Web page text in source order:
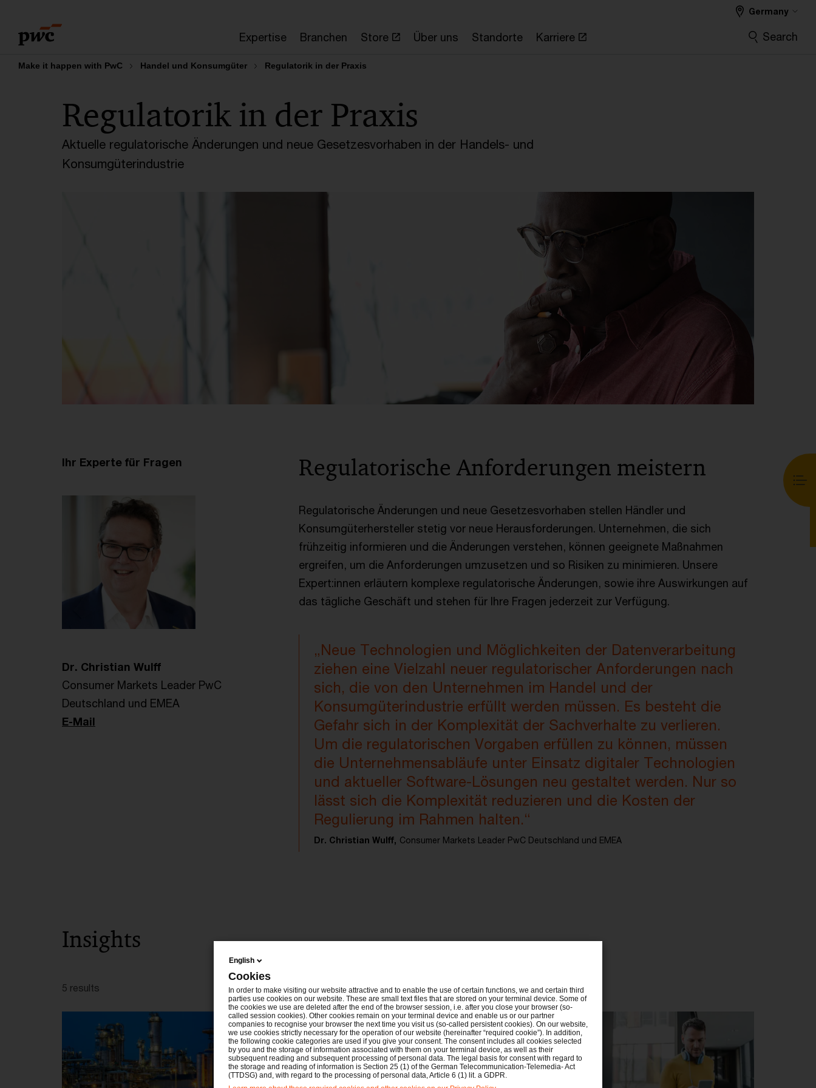
content
footer
Expertise Branchen Store Über uns Standorte Karriere
Germany
Search
Make it happen with PwC Handel und Konsumgüter Regulatorik in der Praxis
Aktuelle regulatorische Änderungen und neue Gesetzesvorhaben in der Handels- und
Konsumgüterindustrie
Regulatorik in der Praxis
Ihr Experte für Fragen
Dr. Christian Wulff
Consumer Markets Leader PwC
Deutschland und EMEA
E-Mail
Regulatorische Anforderungen meistern
Regulatorische Änderungen und neue Gesetzesvorhaben stellen Händler und
Konsumgüterhersteller stetig vor neue Herausforderungen. Unternehmen, die sich
frühzeitig informieren und die Änderungen verstehen, können geeignete Maßnahmen
ergreifen, um die Anforderungen umzusetzen und so Risiken zu minimieren. Unsere
Expert:innen erläutern komplexe regulatorische Änderungen, sowie ihre Auswirkungen auf
das tägliche Geschäft und stehen für Ihre Fragen jederzeit zur Verfügung.
„Neue Technologien und Möglichkeiten der Datenverarbeitung
ziehen eine Vielzahl neuer regulatorischer Anforderungen nach
sich, die von den Unternehmen im Handel und der
Konsumgüterindustrie erfüllt werden müssen. Es besteht die
Gefahr sich in der Komplexität der Sachverhalte zu verlieren.
Um die regulatorischen Vorgaben erfüllen zu können, müssen
die Unternehmensabläufe unter Einsatz digitaler Technologien
und aktueller Software-Lösungen neu gestaltet werden. Nur so
lässt sich die Komplexität reduzieren und die Kosten der
Regulierung im Rahmen halten.“
Dr. Christian Wulff, Consumer Markets Leader PwC Deutschland und EMEA
Insights
5 results
English
Cookies
In order to make visiting our website attractive and to enable the use of certain functions, we and certain third
parties use cookies on our website. These are small text files that are stored on your terminal device. Some of
the cookies we use are deleted after the end of the browser session, i.e. after you close your browser (so-
called session cookies). Other cookies remain on your terminal device and enable us or our partner
companies to recognise your browser the next time you visit us (so-called persistent cookies). On our website,
we use cookies strictly necessary for the operation of our website (hereinafter “required cookie”). In addition,
the following cookie categories are used if you give your consent. The consent includes all cookies selected
by you and the storage of information associated with them on your terminal device, as well as their
subsequent reading and subsequent processing of personal data. The legal basis for consent with regard to
the storage and reading of information is Section 25 (1) of the German Telecommunication-Telemedia- Act
(TTDSG) and, with regard to the processing of personal data, Article 6 (1) lit. a GDPR.